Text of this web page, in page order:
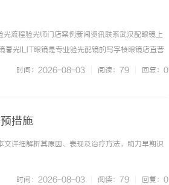
流程验光师门店案例新闻资讯联系武汉配眼镜上
光ILIT眼镜是专业验光配镜的写字楼眼镜店直营
价格和直营售后为基础，全场镜片40%-60%优
时间：2026-08-03 阅读：79 回复：0
措施
详细解析其原因、表现及治疗方法，助力早期识
时间：2026-08-03 阅读：79 回复：0